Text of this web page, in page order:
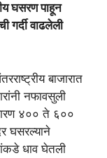
घसरण पाहून
गर्दी वाढलेली
बाजारात
नफावसुली
४०० ते ६००
घसरल्याने
धाव घेतली